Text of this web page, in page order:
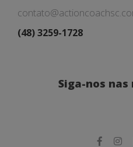
(48) 3259-1728
Siga-nos nas